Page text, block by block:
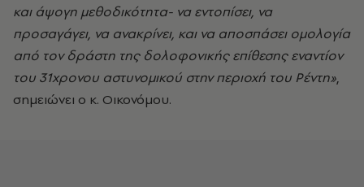
και άψογη μεθοδικότητα- να εντοπίσει, να
προσαγάγει, να ανακρίνει, και να αποσπάσει ομολογία
από τον δράστη της δολοφονικής επίθεσης εναντίον
του 31χρονου αστυνομικού στην περιοχή του Ρέντη»,
σημειώνει ο κ. Οικονόμου.